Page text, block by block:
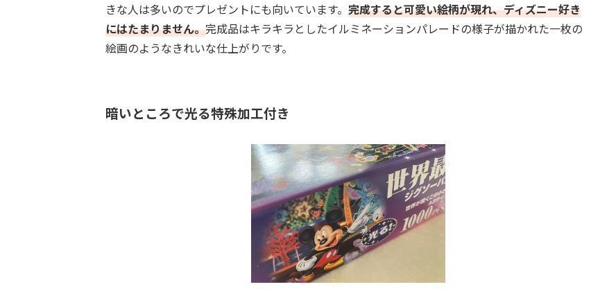
きな人は多いのでプレゼントにも向いています。 完成すると可愛い絵柄が現れ、ディズニー好き
にはたまりません。完成品はキラキラとしたイルミネーションパレードの様子が描かれた一枚の
絵画のようなきれいな仕上がりです。
暗いところで光る特殊加工付き